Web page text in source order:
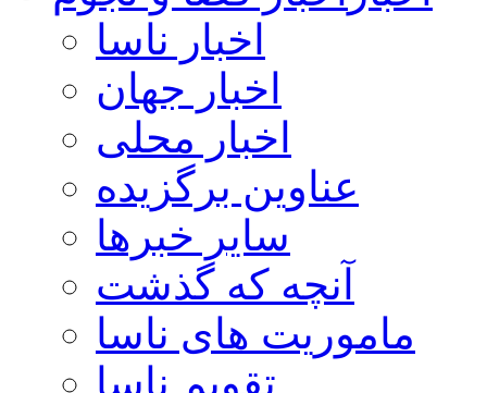
اخبار ناسا
اخبار جهان
اخبار محلی
عناوین برگزیده
سایر خبرها
آنچه که گذشت
ماموریت های ناسا
تقویم ناسا